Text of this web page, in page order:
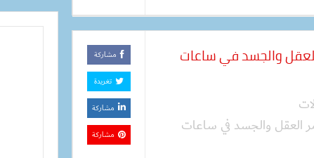
والجسد في ساعات
العقل والجسد في ساعات
مشاركة
تغريدة
مشاركة
مشاركة